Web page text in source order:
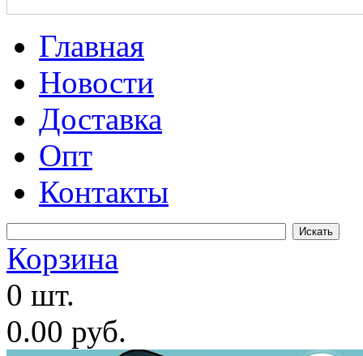
Главная
Новости
Доставка
Опт
Контакты
Корзина
0 шт.
0.00 руб.